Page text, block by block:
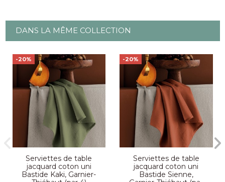
DANS LA MÊME COLLECTION
-20%
Serviettes de table
jacquard coton uni
Bastide Kaki, Garnier-
-20%
Serviettes de table
jacquard coton uni
Bastide Sienne,